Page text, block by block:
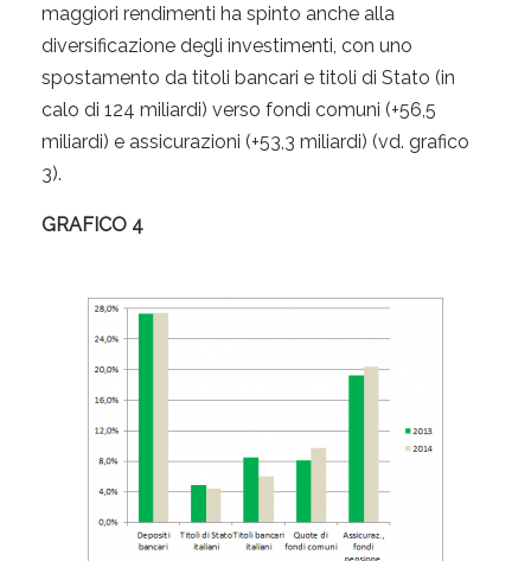
maggiori rendimenti ha spinto anche alla
diversificazione degli investimenti, con uno
spostamento da titoli bancari e titoli di Stato (in
calo di 124 miliardi) verso fondi comuni (+56,5
miliardi) e assicurazioni (+53,3 miliardi) (vd. grafico
3).
GRAFICO 4